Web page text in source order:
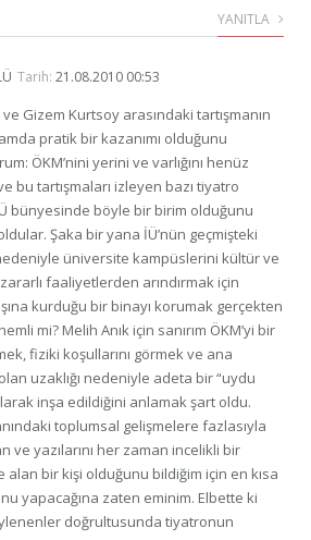
YANITLA
Tarih: 21.08.2010 00:53
ve Gizem Kurtsoy arasındaki tartışmanın
pratik bir kazanımı olduğunu
ÖKM’nini yerini ve varlığını henüz
bu tartışmaları izleyen bazı tiyatro
bünyesinde böyle bir birim olduğunu
Şaka bir yana İÜ’nün geçmişteki
üniversite kampüslerini kültür ve
faaliyetlerden arındırmak için
kurduğu bir binayı korumak gerçekten
mi? Melih Anık için sanırım ÖKM’yi bir
fiziki koşullarını görmek ve ana
uzaklığı nedeniyle adeta bir “uydu
inşa edildiğini anlamak şart oldu.
toplumsal gelişmelere fazlasıyla
ve yazılarını her zaman incelikli bir
alan bir kişi olduğunu bildiğim için en kısa
yapacağına zaten eminim. Elbette ki
doğrultusunda tiyatronun